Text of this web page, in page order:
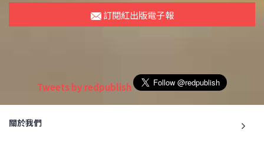
訂閱紅出版電子報
Tweets by redpublish
關於我們